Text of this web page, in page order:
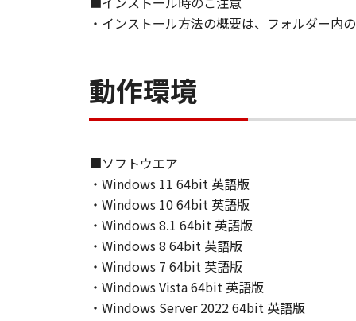
JURISDICTIONS DO NOT ALLOW
THIS WARRANTY GIVES YOU
WARRANT THAT THE FUNCTIONS
OF THE SOFTWARE WILL BE
[NO LIABILITY FOR DAMAGES] IN
LIMITATION, LOSS OF BUSINESS
COMPENSATORY, INCIDENTAL OR
USE THE SOFTWARE EVEN IF
CANON'S LICENSORS HAVE BEEN
NOT ALLOW THE LIMITATION OR
INJURY OR DEATH RESULTING
NOT APPLY TO YOU.
[RELEASE OF LIABILITY] TO THE
SUBSIDIARIES AND AFFILIATES,
・インストール方法の概要は、フォルダー内
動作環境
■ソフトウエア
・Windows 11 64bit 英語版
・Windows 10 64bit 英語版
・Windows 8.1 64bit 英語版
・Windows 8 64bit 英語版
・Windows 7 64bit 英語版
・Windows Vista 64bit 英語版
・Windows Server 2022 64bit 英語版